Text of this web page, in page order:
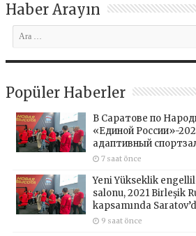
Haber Arayın
Popüler Haberler
В Саратове по
«Единой России»-
адаптивный
7 saat önce
Yeni Yükseklik
salonu, 2021 Birleşik
kapsamında
9 saat önce